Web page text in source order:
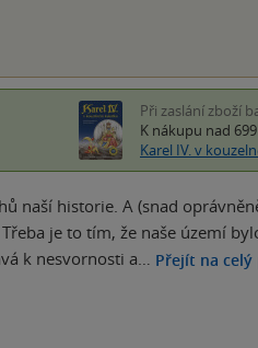
Při zaslání zboží
K nákupu nad
Karel IV. v
naší historie. A (snad
je to tím, že naše území
k nesvornosti a… Přejít na celý